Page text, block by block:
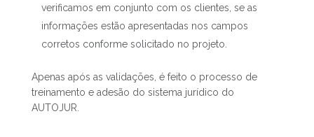
verificamos em conjunto com os clientes, se as
informações estão apresentadas nos campos
corretos conforme solicitado no projeto.
Apenas após as validações, é feito o processo de
treinamento e adesão do sistema jurídico do
AUTOJUR.